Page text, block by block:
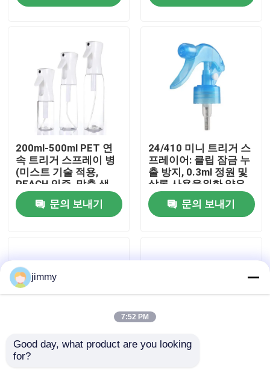
제품
우리에 대하여
공장 여행
연락주세요
뉴스
200ml-500ml PET 연
속 트리거 스프레이 병
(미스트 기술 적용,
REACH 인증, 맞춤 색
상)
문의 보내기
24/410 미니 트리거 스
프레이어: 클립 잠금 누
출 방지, 0.3ml 정원 및
살롱 사용을위한 얇은
안개
문의 보내기
28/410 내화학성 트리
jimmy
7:52 PM
Good day, what product are you looking
for?